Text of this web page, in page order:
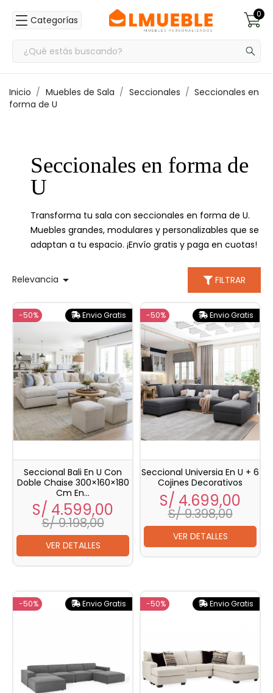
Categorías
0
Inicio Muebles de Sala Seccionales
Seccionales en
forma de U
Seccionales en forma de
U
Transforma tu sala con seccionales en forma de U.
Muebles grandes, modulares y personalizables que se
adaptan a tu espacio. ¡Envío gratis y paga en cuotas!
Relevancia  FILTRAR
Envio Gratis
Seccional Bali En U Con
Doble Chaise 300×160×180
Cm En...
Precio
S/ 4.599,00
base
S/ 9.198,00
VER DETALLES
-50% Envio Gratis
Seccional Universia En U + 6
Cojines Decorativos
Precio
S/ 4.699,00
S/ 9.398,00
VER DETALLES
-50%
Envio Gratis
-50% Envio Gratis
-50%